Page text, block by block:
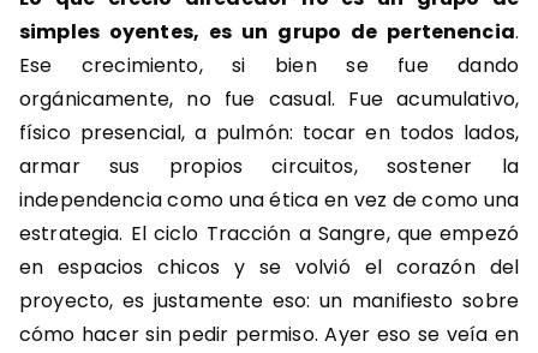
simples oyentes, es un grupo de pertenencia.
Ese crecimiento, si bien se fue dando
orgánicamente, no fue casual. Fue acumulativo,
físico presencial, a pulmón: tocar en todos lados,
armar sus propios circuitos, sostener la
independencia como una ética en vez de como una
estrategia. El ciclo Tracción a Sangre, que empezó
en espacios chicos y se volvió el corazón del
proyecto, es justamente eso: un manifiesto sobre
cómo hacer sin pedir permiso. Ayer eso se veía en